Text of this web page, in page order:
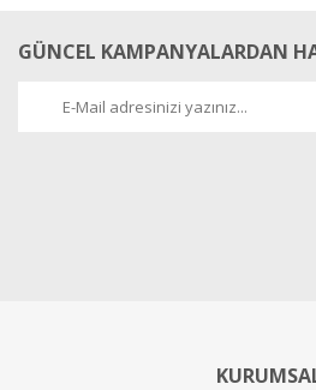
GÜNCEL KAMPANYALARDAN